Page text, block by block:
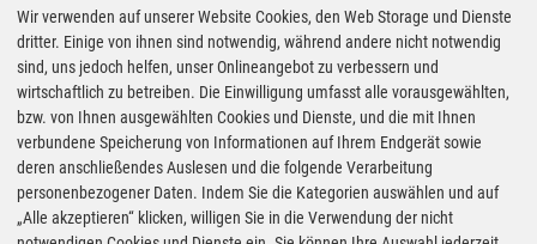
Wir verwenden auf unserer Website Cookies, den Web Storage und Dienste
dritter. Einige von ihnen sind notwendig, während andere nicht notwendig
sind, uns jedoch helfen, unser Onlineangebot zu verbessern und
wirtschaftlich zu betreiben. Die Einwilligung umfasst alle vorausgewählten,
bzw. von Ihnen ausgewählten Cookies und Dienste, und die mit Ihnen
verbundene Speicherung von Informationen auf Ihrem Endgerät sowie
deren anschließendes Auslesen und die folgende Verarbeitung
personenbezogener Daten. Indem Sie die Kategorien auswählen und auf
„Alle akzeptieren“ klicken, willigen Sie in die Verwendung der nicht